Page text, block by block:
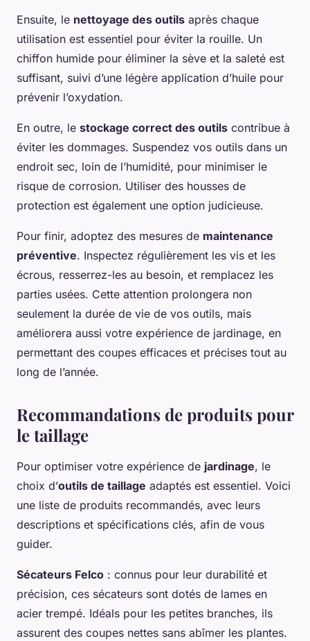
Ensuite, le nettoyage des outils après chaque
utilisation est essentiel pour éviter la rouille. Un
chiffon humide pour éliminer la sève et la saleté est
suffisant, suivi d’une légère application d’huile pour
prévenir l’oxydation.
En outre, le stockage correct des outils contribue à
éviter les dommages. Suspendez vos outils dans un
endroit sec, loin de l’humidité, pour minimiser le
risque de corrosion. Utiliser des housses de
protection est également une option judicieuse.
Pour finir, adoptez des mesures de maintenance
préventive. Inspectez régulièrement les vis et les
écrous, resserrez-les au besoin, et remplacez les
parties usées. Cette attention prolongera non
seulement la durée de vie de vos outils, mais
améliorera aussi votre expérience de jardinage, en
permettant des coupes efficaces et précises tout au
long de l’année.
Recommandations de produits pour
le taillage
Pour optimiser votre expérience de jardinage, le
choix d’outils de taillage adaptés est essentiel. Voici
une liste de produits recommandés, avec leurs
descriptions et spécifications clés, afin de vous
guider.
Sécateurs Felco : connus pour leur durabilité et
précision, ces sécateurs sont dotés de lames en
acier trempé. Idéals pour les petites branches, ils
assurent des coupes nettes sans abîmer les plantes.